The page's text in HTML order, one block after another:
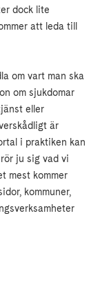
dock lite
att leda till
om vart man ska
om sjukdomar
eller
är
i praktiken kan
ju sig vad vi
mest kommer
kommuner,